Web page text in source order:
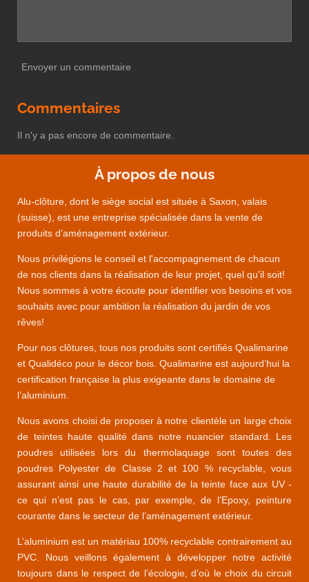
Envoyer un commentaire
Commentaires
Il n'y a pas encore de commentaire.
À propos de nous
Alu-clôture , dont le siège social est située à Saxon, valais
(suisse), est une entreprise spécialisée dans la vente de
produits d’aménagement extérieur.
Nous privilégions le conseil et l'accompagnement de chacun
de nos clients dans la réalisation de leur projet, quel qu'il soit!
Nous sommes à votre écoute pour identifier vos besoins et vos
souhaits avec pour ambition la réalisation du jardin de vos
rêves!
Pour nos clôtures, tous nos produits sont certifiés Qualimarine
et Qualidéco pour le décor bois. Qualimarine est aujourd’hui la
certification française la plus exigeante dans le domaine de
l’aluminium.
Nous avons choisi de proposer à notre clientèle un large choix
de teintes haute qualité dans notre nuancier standard. Les
poudres utilisées lors du thermolaquage sont toutes des
poudres Polyester de Classe 2 et 100 % recyclable, vous
assurant ainsi une haute durabilité de la teinte face aux UV -
ce qui n’est pas le cas, par exemple, de l’Epoxy, peinture
courante dans le secteur de l’aménagement extérieur.
L’aluminium est un matériau 100% recyclable contrairement au
PVC. Nous veillons également à développer notre activité
toujours dans le respect de l’écologie, d’où le choix du circuit